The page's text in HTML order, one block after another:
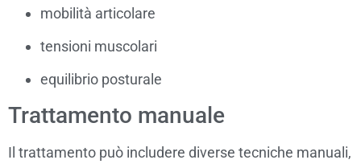
mobilità articolare
tensioni muscolari
equilibrio posturale
Trattamento manuale
Il trattamento può includere diverse tecniche manuali,